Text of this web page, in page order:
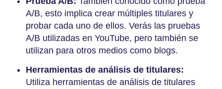
A/B, esto implica crear múltiples titulares y
probar cada uno de ellos. Verás las pruebas
A/B utilizadas en YouTube, pero también se
utilizan para otros medios como blogs.
Herramientas de análisis de titulares:
Utiliza herramientas de análisis de titulares